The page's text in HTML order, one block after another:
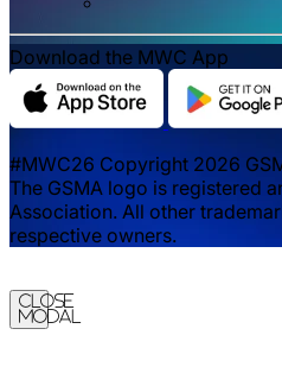
Download the MWC App
#MWC26 Copyright 2026
The GSMA logo is registered
Association. All other
respective owners.
Close
Modal